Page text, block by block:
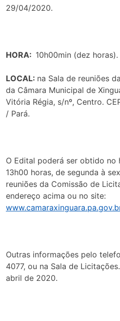
29/04/2020.
HORA: 10h00min (dez horas).
LOCAL: na Sala de reuniões
da Câmara Municipal de
Vitória Régia, s/nº, Centro.
/ Pará.
O Edital poderá ser obtido no
13h00 horas, de segunda à
reuniões da Comissão de
endereço acima ou no site:
Outras informações pelo
4077, ou na Sala de
abril de 2020.